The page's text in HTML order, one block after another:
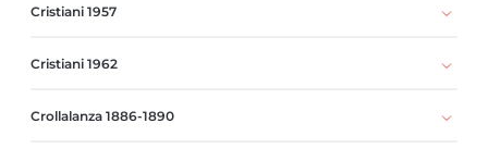
Cristiani 1957
Cristiani 1962
Crollalanza 1886-1890